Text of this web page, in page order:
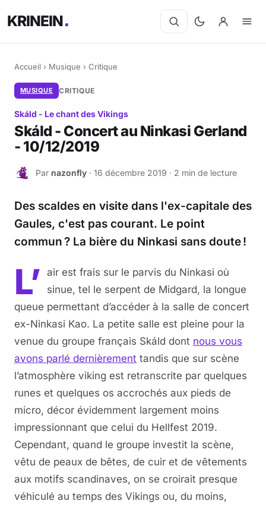
KRINEIN
Accueil › Musique › Critique
MUSIQUE CRITIQUE
Skáld - Le chant des Vikings
Skáld - Concert au Ninkasi Gerland
- 10/12/2019
N Par nazonfly · 16 décembre 2019 · 2 min de lecture
Des scaldes en visite dans l'ex-capitale des
Gaules, c'est pas courant. Le point
commun ? La bière du Ninkasi sans doute !
L’ air est frais sur le parvis du Ninkasi où
sinue, tel le serpent de Midgard, la longue
queue permettant d’accéder à la salle de concert
ex-Ninkasi Kao. La petite salle est pleine pour la
venue du groupe français Skáld dont nous vous
avons parlé dernièrement tandis que sur scène
l’atmosphère viking est retranscrite par quelques
runes et quelques os accrochés aux pieds de
micro, décor évidemment largement moins
impressionnant que celui du Hellfest 2019.
Cependant, quand le groupe investit la scène,
vêtu de peaux de bêtes, de cuir et de vêtements
aux motifs scandinaves, on se croirait presque
véhiculé au temps des Vikings ou, du moins,